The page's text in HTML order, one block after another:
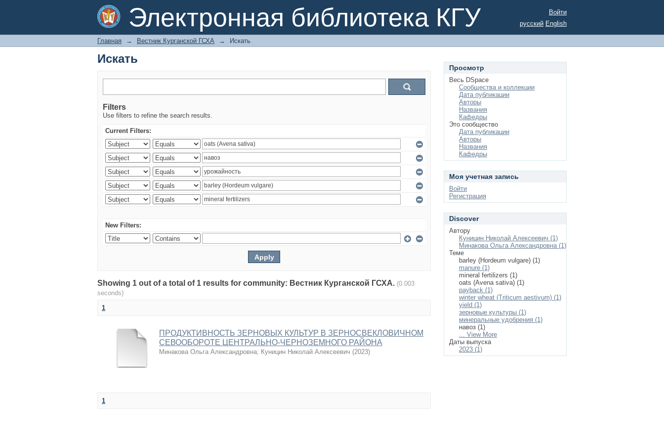
Электронная библиотека КГУ
Искать
Войти
русский English
Главная → Вестник Курганской ГСХА → Искать
Искать
Filters
Use filters to refine the search results.
Current Filters:
New Filters:
Showing 1 out of a total of 1 results for community: Вестник Курганской ГСХА. (0.003
seconds)
1
ПРОДУКТИВНОСТЬ ЗЕРНОВЫХ КУЛЬТУР В ЗЕРНОСВЕКЛОВИЧНОМ
СЕВООБОРОТЕ ЦЕНТРАЛЬНО-ЧЕРНОЗЕМНОГО РАЙОНА
Минакова Ольга Александровна; Куницин Николай Алексеевич (2023)
1
Просмотр
Весь DSpace
Сообщества и коллекции
Дата публикации
Авторы
Названия
Кафедры
Это сообщество
Дата публикации
Авторы
Названия
Кафедры
Моя учетная запись
Войти
Регистрация
Discover
Автору
Куницин Николай Алексеевич (1)
Минакова Ольга Александровна (1)
Теме
barley (Hordeum vulgare) (1)
manure (1)
mineral fertilizers (1)
oats (Avena sativa) (1)
payback (1)
winter wheat (Triticum aestivum) (1)
yield (1)
зерновые культуры (1)
минеральные удобрения (1)
навоз (1)
... View More
Даты выпуска
2023 (1)